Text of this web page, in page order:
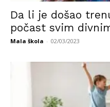
Da li je došao
počast svim
Mala škola - 02/03/2023